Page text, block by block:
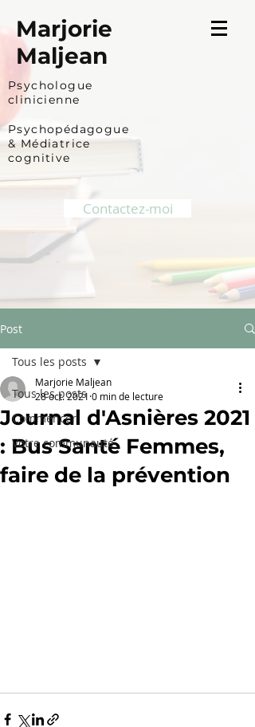
Marjorie
Maljean
Psychologue
clinicienne
Psychopédagogue
&Médiatrice
cognitive
Contactez-moi
Post
Tous les posts
Commencer
Votre communauté
Tous les posts
Journal d'Asnières 2021
: Bus Santé Femmes,
faire de la prévention
Marjorie Maljean
28 oct. 2021 0 min de lecture